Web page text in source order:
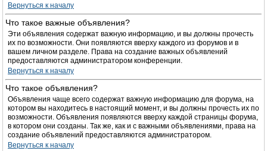
Вернуться к началу
Что такое важные объявления?
Эти объявления содержат важную информацию, и вы должны прочесть
их по возможности. Они появляются вверху каждого из форумов и в
вашем личном разделе. Права на создание важных объявлений
предоставляются администратором конференции.
Вернуться к началу
Что такое объявления?
Объявления чаще всего содержат важную информацию для форума, на
котором вы находитесь в настоящий момент, и вы должны прочесть их по
возможности. Объявления появляются вверху каждой страницы форума,
в котором они созданы. Так же, как и с важными объявлениями, права на
создание объявлений предоставляются администратором.
Вернуться к началу